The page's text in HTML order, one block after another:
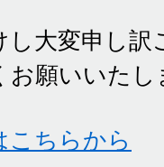
し大変申し訳
お願いいたし
こちらから